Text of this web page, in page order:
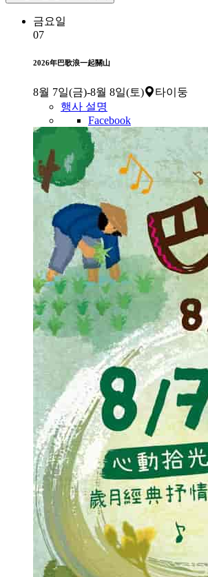
금요일
07
2026年巴歌浪一起關山
8월 7일(금)-8월 8일(토)
타이둥
행사 설명
Facebook